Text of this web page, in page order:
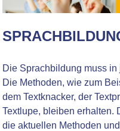
Die Sprachbildung muss
Die Methoden, wie zum
dem Textknacker, der
Textlupe, bleiben erhalten.
die aktuellen Methoden